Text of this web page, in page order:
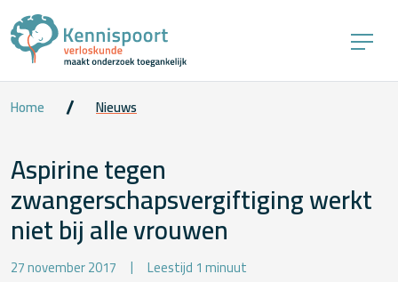
Home Nieuws
Aspirine tegen
zwangerschapsvergiftiging werkt
niet bij alle vrouwen
27 november 2017 Leestijd 1 minuut